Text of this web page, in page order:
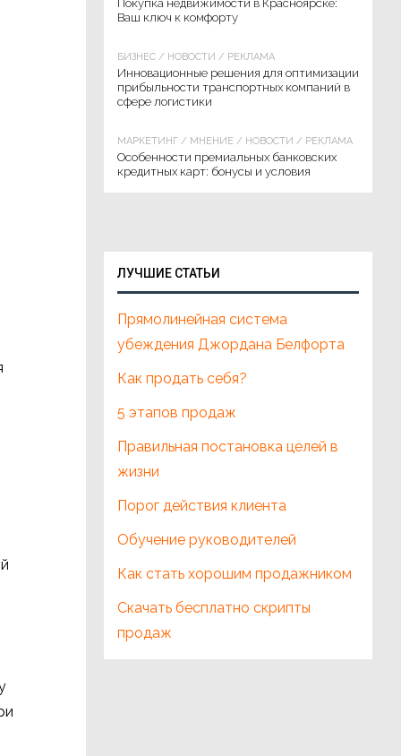
Покупка недвижимости в Красноярске:
Ваш ключ к комфорту
БИЗНЕС / НОВОСТИ / РЕКЛАМА
Инновационные решения для оптимизации
прибыльности транспортных компаний в
сфере логистики
МАРКЕТИНГ / МНЕНИЕ / НОВОСТИ / РЕКЛАМА
Особенности премиальных банковских
кредитных карт: бонусы и условия
ЛУЧШИЕ СТАТЬИ
Прямолинейная система
убеждения Джордана Белфорта
Как продать себя?
5 этапов продаж
Правильная постановка целей в
жизни
Порог действия клиента
Обучение руководителей
Как стать хорошим продажником
Скачать бесплатно скрипты
продаж